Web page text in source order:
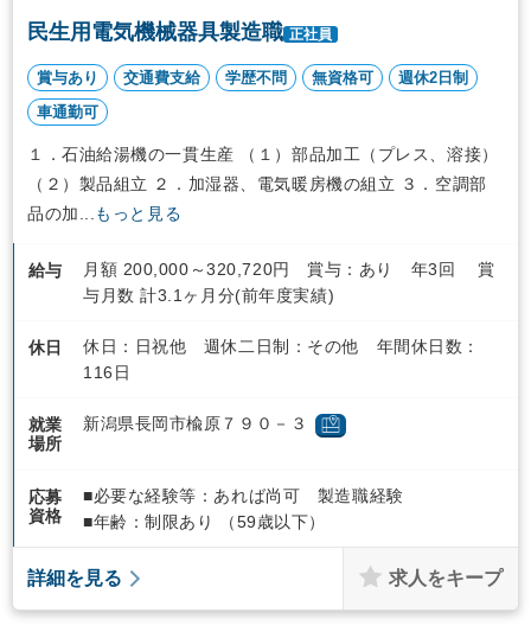
民生用電気機械器具製造職 正社員
賞与あり 交通費支給 学歴不問 無資格可
週休2日制
車通勤可
１．石油給湯機の一貫生産 （１）部品加工（プレス、溶接）
（２）製品組立 ２．加湿器、電気暖房機の組立 ３．空調部
品の加...もっと見る
給与
月額 200,000～320,720円 賞与：あり 年3回 賞
与月数 計3.1ヶ月分(前年度実績)
休日
休日：日祝他 週休二日制：その他 年間休日数：
116日
就業
場所
新潟県長岡市楡原７９０－３
応募
資格
■必要な経験等：あれば尚可 製造職経験
■年齢：制限あり （59歳以下）
詳細を見る 求人をキープ